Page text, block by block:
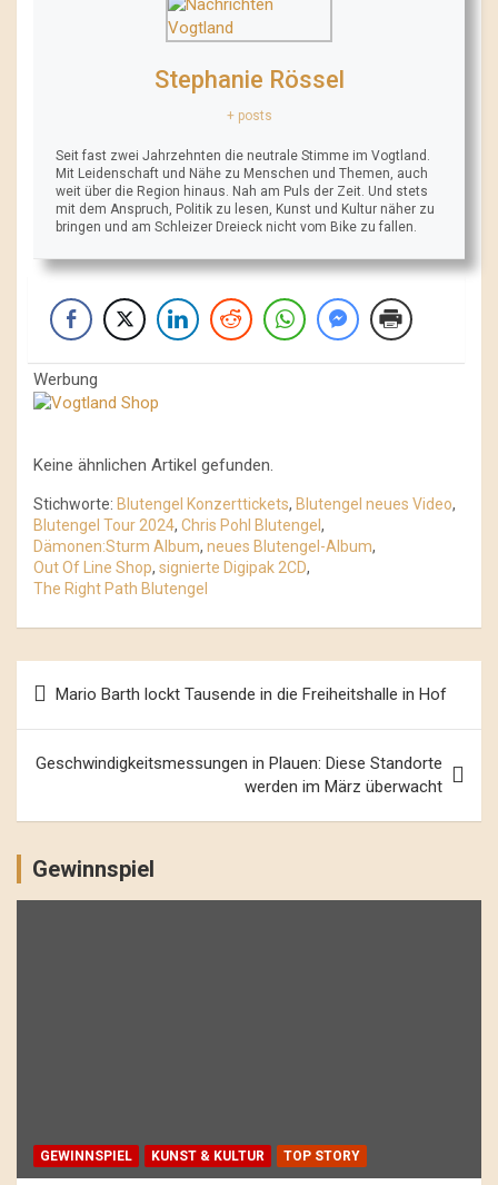
Stephanie Rössel
+ posts
Seit fast zwei Jahrzehnten die neutrale Stimme im Vogtland.
Mit Leidenschaft und Nähe zu Menschen und Themen, auch
weit über die Region hinaus. Nah am Puls der Zeit. Und stets
mit dem Anspruch, Politik zu lesen, Kunst und Kultur näher zu
bringen und am Schleizer Dreieck nicht vom Bike zu fallen.
Werbung
Keine ähnlichen Artikel gefunden.
Stichworte: Blutengel Konzerttickets, Blutengel neues Video,
Blutengel Tour 2024, Chris Pohl Blutengel,
Dämonen:Sturm Album, neues Blutengel-Album,
Out Of Line Shop, signierte Digipak 2CD,
The Right Path Blutengel
Navigation
Mario Barth lockt Tausende in die Freiheitshalle in Hof
Geschwindigkeitsmessungen in Plauen: Diese Standorte
werden im März überwacht
Gewinnspiel
GEWINNSPIEL KUNST & KULTUR TOP STORY